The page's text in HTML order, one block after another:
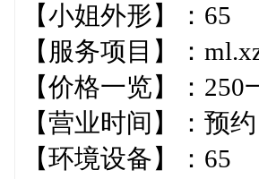
【小姐外形】
【服务项目】：
【价格一览】：
【营业时间】
【环境设备】